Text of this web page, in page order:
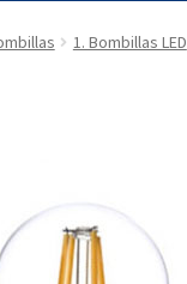
1. Bombillas LED